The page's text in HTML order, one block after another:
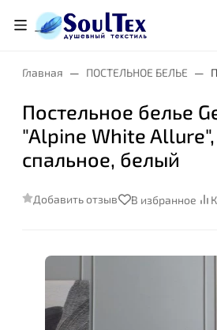
Главная ПОСТЕЛЬНОЕ БЕЛЬЕ
Постельное белье
"Alpine White Allure",
спальное, белый
Добавить отзыв В избранное